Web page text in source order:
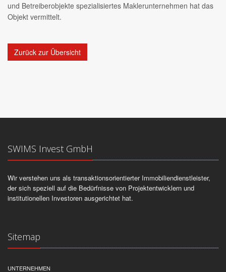
und Betreiberobjekte spezialisiertes Maklerunternehmen hat das
Objekt vermittelt.
Zurück zur Übersicht
SWIMS Invest GmbH
Wir verstehen uns als transaktionsorientierter Immobiliendienstleister,
der sich speziell auf die Bedürfnisse von Projektentwicklern und
institutionellen Investoren ausgerichtet hat.
Sitemap
UNTERNEHMEN